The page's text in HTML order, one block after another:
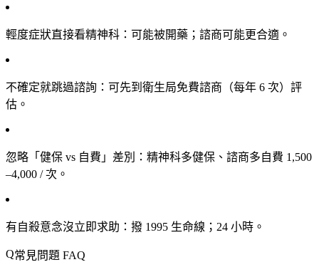
輕度症狀直接看精神科 ：可能被開藥；諮商可能更合適。
不確定就跳過諮詢 ：可先到衛生局免費諮商（每年 6 次）評
估。
忽略「健保 vs 自費」差別
：精神科多健保、諮商多自費 1,500
–4,000 / 次。
有自殺意念沒立即求助 ：撥 1995 生命線；24 小時。
常見問題 FAQ